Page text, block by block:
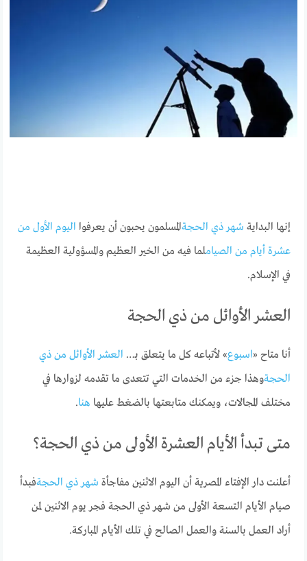
إنها البداية شهر ذي الحجةالمسلمون يحبون أن يعرفوا اليوم الأول من
عشرة أيام من الصياملما فيه من الخير العظيم والمسؤولية العظيمة
في الإسلام.
العشر الأوائل من ذي الحجة
أنا متاح «اسبوع» لأتباعه كل ما يتعلق بـ… العشر الأوائل من ذي
الحجةوهذا جزء من الخدمات التي تتعدى ما تقدمه لزوارها في
مختلف المجالات، ويمكنك متابعتها بالضغط عليها هنا.
متى تبدأ الأيام العشرة الأولى من ذي الحجة؟
أعلنت دار الإفتاء المصرية أن اليوم الاثنين مفاجأة شهر ذي الحجةفبدأ
صيام الأيام التسعة الأولى من شهر ذي الحجة فجر يوم الاثنين لمن
أراد العمل بالسنة والعمل الصالح في تلك الأيام المباركة.